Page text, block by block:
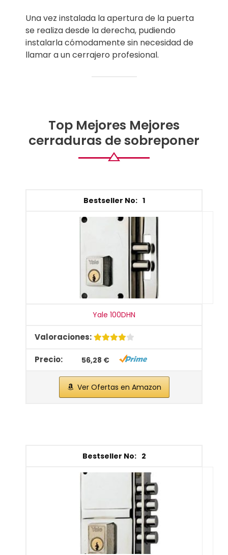
Una vez instalada la apertura de la puerta
se realiza desde la derecha, pudiendo
instalarla cómodamente sin necesidad de
llamar a un cerrajero profesional.
Top Mejores Mejores
cerraduras de sobreponer
1
Yale 100DHN
56,28 €
Ver Ofertas en Amazon
2